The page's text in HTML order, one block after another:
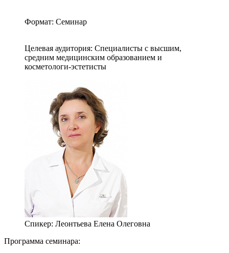
Формат: Семинар
Целевая аудитория: Специалисты с высшим,
средним медицинским образованием и
косметологи-эстетисты
Спикер: Леонтьева Елена Олеговна
Программа семинара: